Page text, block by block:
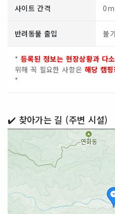
사이트 간격 0m
반려동물 출입 불
* 등록된 정보는 현장상황과 다
위해 꼭 필요한 사항은 해당 캠
*
✔️ 찾아가는 길 (주변 시설)